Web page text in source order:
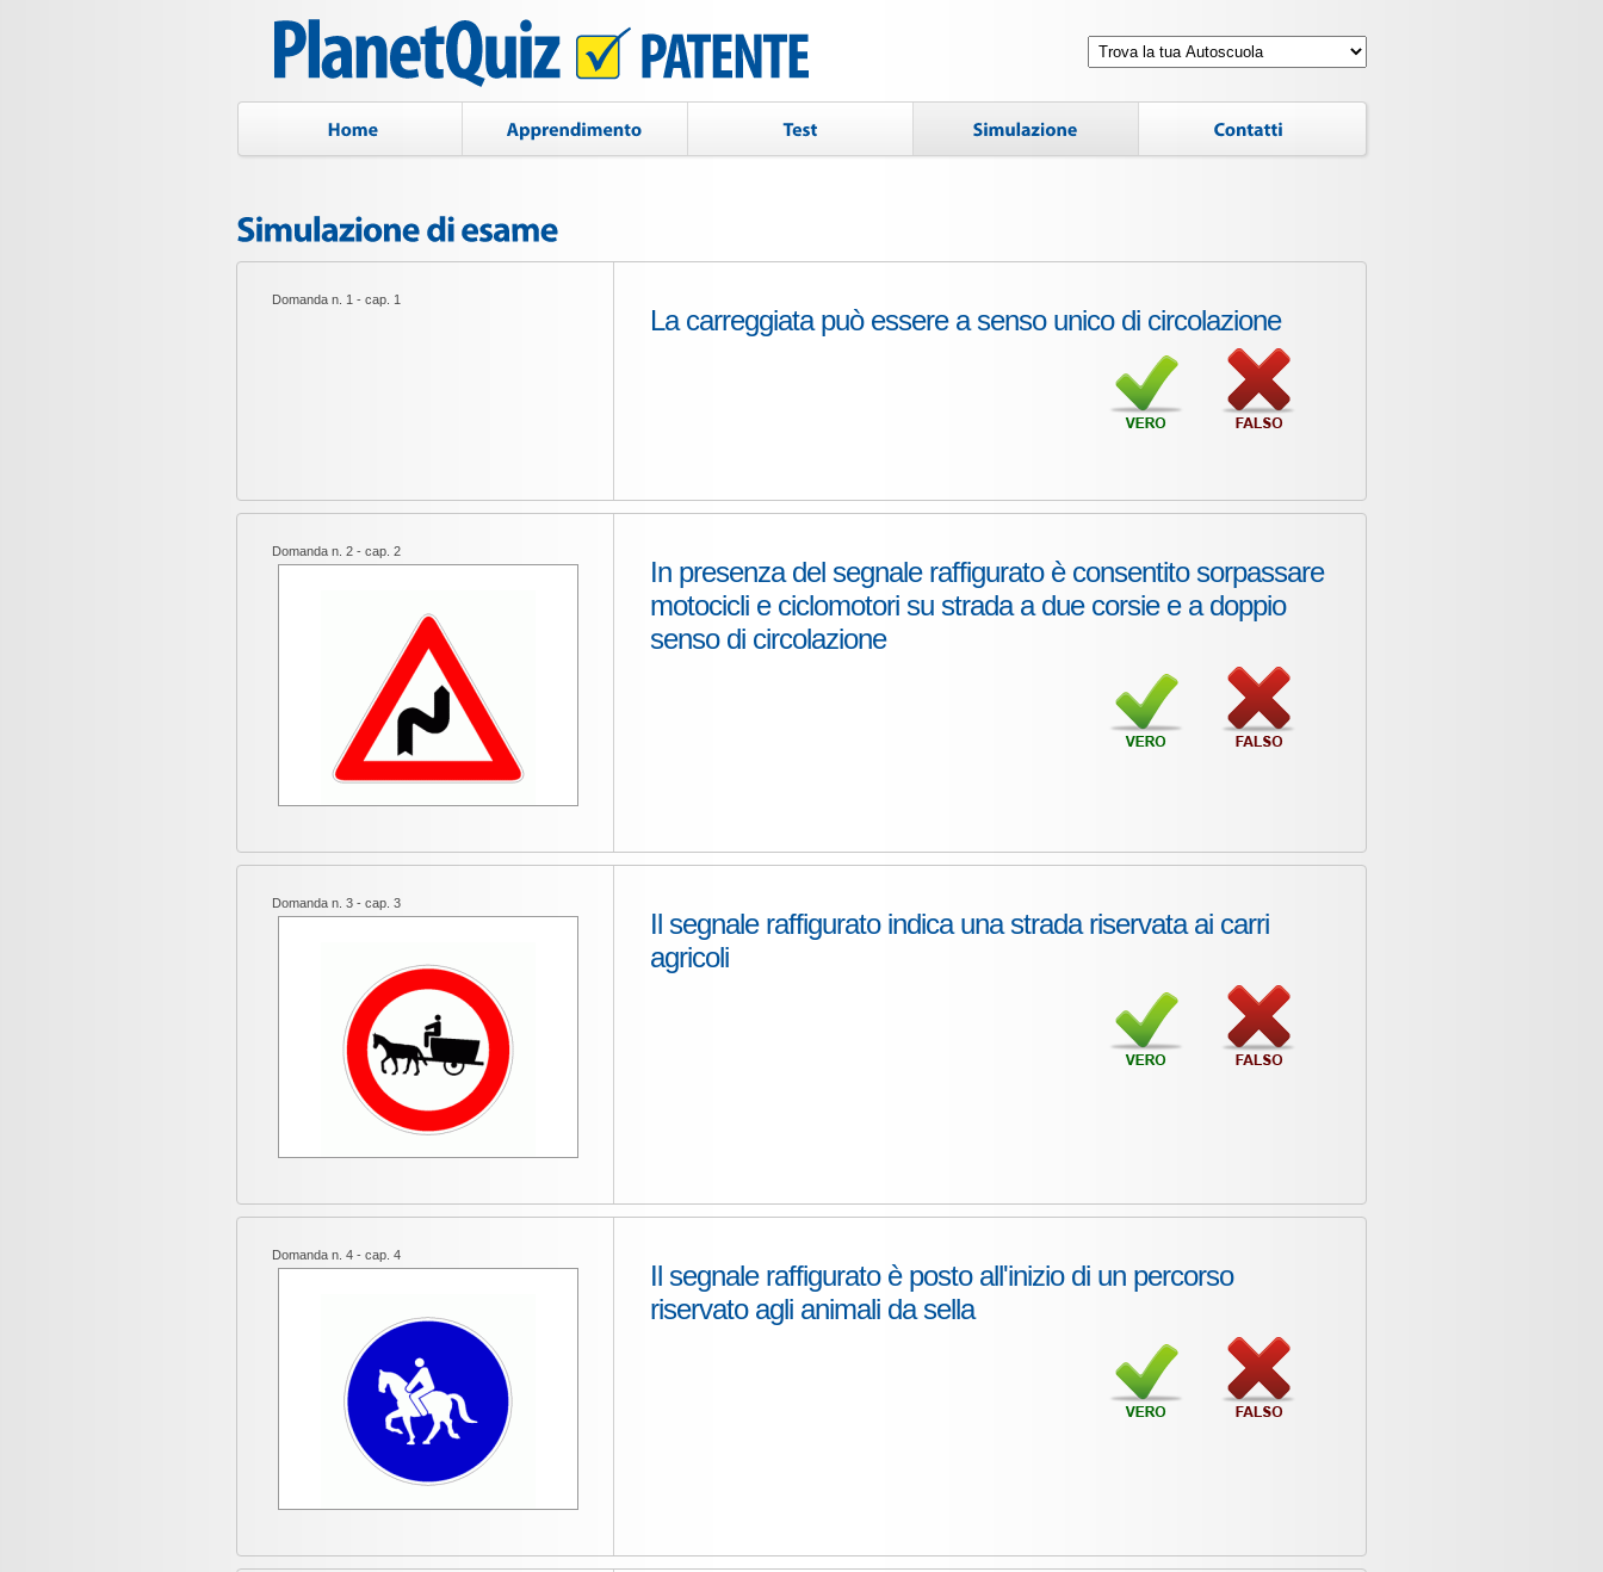
Domanda n. 1 - cap. 1
La carreggiata può essere a senso unico di circolazione
Domanda n. 2 - cap. 2
In presenza del segnale raffigurato è consentito sorpassare
motocicli e ciclomotori su strada a due corsie e a doppio
senso di circolazione
Domanda n. 3 - cap. 3
Il segnale raffigurato indica una strada riservata ai carri
agricoli
Domanda n. 4 - cap. 4
Il segnale raffigurato è posto all'inizio di un percorso
riservato agli animali da sella